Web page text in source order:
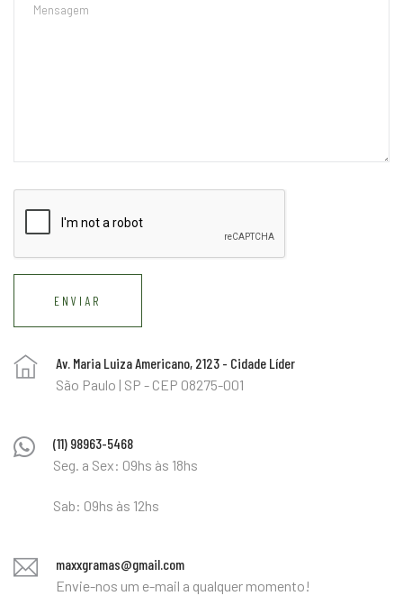
ENVIAR
Av. Maria Luiza Americano, 2123 - Cidade Líder
São Paulo | SP - CEP 08275-001
(11) 98963-5468
Seg. a Sex: 09hs às 18hs
Sab: 09hs às 12hs
maxxgramas@gmail.com
Envie-nos um e-mail a qualquer momento!